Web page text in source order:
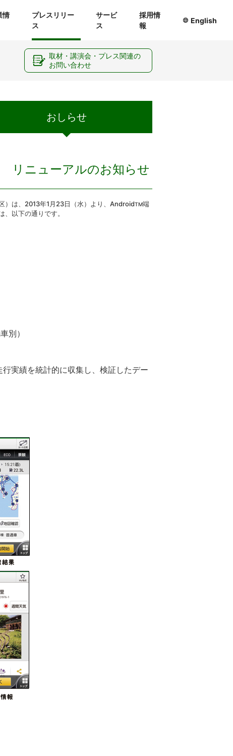
情
プレスリリー
ス
サービ
ス
採用情
報
English
おしらせ
リニューアルのお知らせ
）は、2013年1月23日（水）より、AndroidTM端
以下の通りです。
別）
実績を統計的に収集し、検証したデー
取材・講演会・プレス関連の
お問い合わせ